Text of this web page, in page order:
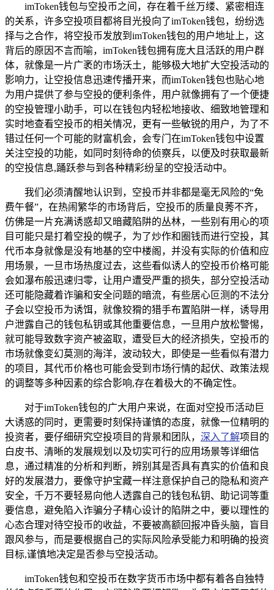
imToken钱包与空投币之间，存在着千丝万缕、紧密相连
的关系，许多空投项目都将目光投向了imToken钱包，纷纷选
择与之合作，将空投币发放到imToken钱包的用户地址上，这
背后的原因不言而喻，imToken钱包拥有庞大且活跃的用户群
体，就像是一片广袤的市场沃土，能够极大地扩大空投活动的
影响力，让空投信息迅速传播开来，而imToken钱包也贴心地
为用户提供了参与空投的便利条件，用户就像拥有了一个便捷
的空投管理小助手，可以在钱包内轻松地接收、细致地管理和
实时地查看空投币的相关情况，更有一些敏锐的用户，为了不
错过任何一个可能的财富机会，会专门在imToken钱包中设置
关注空投的功能，如同时刻待命的侦察兵，以便及时获取最新
的空投信息,踊跃参与到各种精彩纷呈的空投活动中。
我们必须清醒地认识到，空投币并非都是毫无风险的“免
费午餐”，在热闹繁华的市场背后，空投币的质量良莠不齐，
仿佛是一片充满诱惑却又暗藏陷阱的丛林，一些别有用心的项
目可能只是打着空投的幌子，为了炒作和圈钱而进行空投，其
代币本身就像是没有地基的空中楼阁，并没有实际的价值和应
用场景，一旦市场热度过去，这些看似诱人的空投币价格可能
会如瀑布般迅速归零，让用户遭受严重的损失，部分空投活动
还可能隐藏着诈骗和安全问题的暗流，有些居心叵测的不法分
子会以空投币为诱饵，就像狡猾的猎手布置陷阱一样，诱导用
户泄露自己的钱包私钥或其他重要信息，一旦用户放松警惕，
就可能导致数字资产被盗取，遭受巨大的经济损失，空投币的
市场就像变幻莫测的海洋，波动较大，即使是一些看似有潜力
的项目，其代币价格也可能会受到市场行情的起伏、政策法规
的调整等多种因素的综合影响,存在着极大的不确定性。
对于imToken钱包的广大用户来说，在面对空投币活动巨
大诱惑的同时，更需要时刻保持谨慎的态度，就像一位精明的
投资者，要仔细研究空投项目的背景和团队， 深入了解项目的
白皮书、清晰的发展规划以及切实可行的应用场景等详细信
息，通过精准的分析和判断，辨别其是否具有真实的价值和良
好的发展潜力，要像守护宝藏一样注意保护自己的隐私和资产
安全，千万不要轻易向他人透露自己的钱包私钥、助记词等重
要信息，避免陷入诈骗分子精心设计的陷阱之中，要以理性的
心态合理对待空投币的收益，不要被高额回报冲昏头脑，盲目
跟风参与，而是要根据自己的实际风险承受能力和明确的投资
目标,谨慎地决定是否参与空投活动。
imToken钱包和空投币在数字货币市场中都有着各自独特